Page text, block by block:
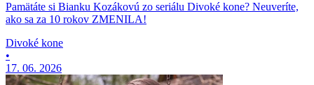
Pamätáte si Bianku Kozákovú zo seriálu Divoké kone? Neuveríte,
ako sa za 10 rokov ZMENILA!
Divoké kone
•
17. 06. 2026